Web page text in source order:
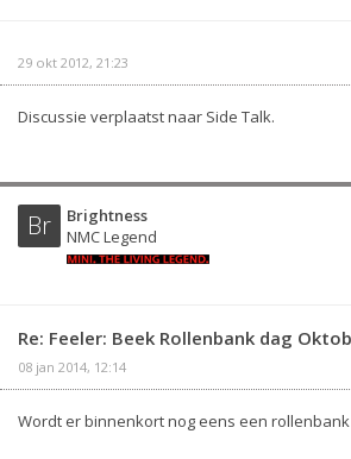
29 okt 2012, 21:23
Discussie verplaatst naar Side Talk.
Br
Brightness
NMC Legend
Re: Feeler: Beek Rollenbank dag
08 jan 2014, 12:14
Wordt er binnenkort nog eens een